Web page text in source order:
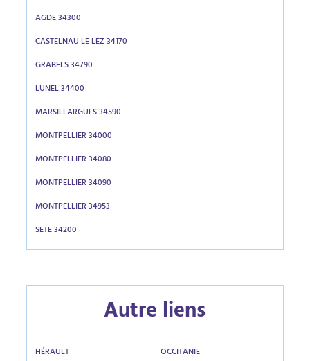
AGDE 34300
CASTELNAU LE LEZ 34170
GRABELS 34790
LUNEL 34400
MARSILLARGUES 34590
MONTPELLIER 34000
MONTPELLIER 34080
MONTPELLIER 34090
MONTPELLIER 34953
SETE 34200
Autre liens
HÉRAULT OCCITANIE